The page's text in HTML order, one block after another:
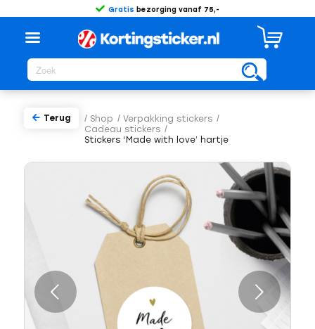
Gratis bezorging vanaf 75,-
/ Shop / Verpakking stickers /
Cadeau stickers /
Stickers ‘Made with love’ hartje
Terug
Volgende